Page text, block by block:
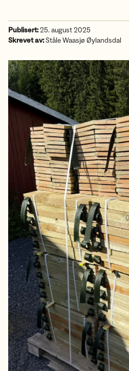
Publisert:25. august 2025
Skrevet av:Ståle Waasjø Øylandsdal